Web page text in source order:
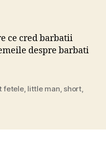
ce cred barbatii
despre barbati
fetele, little man, short,